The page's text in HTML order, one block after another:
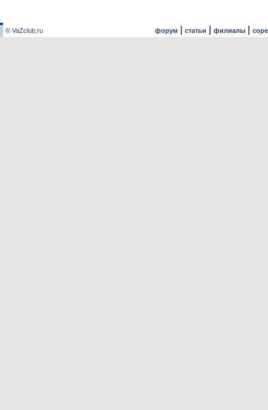
© VaZclub.ru форум| статьи филиалы|